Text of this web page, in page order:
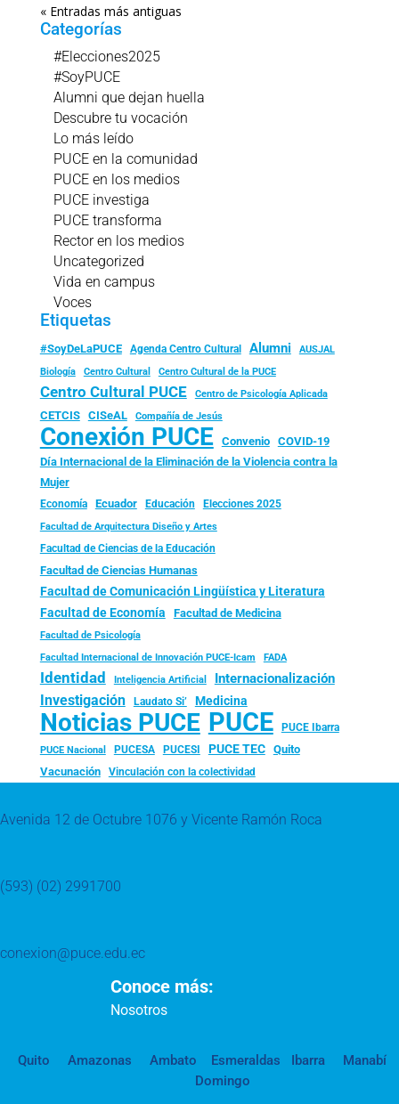
« Entradas más antiguas
Categorías
#Elecciones2025
#SoyPUCE
Alumni que dejan huella
Descubre tu vocación
Lo más leído
PUCE en la comunidad
PUCE en los medios
PUCE investiga
PUCE transforma
Rector en los medios
Uncategorized
Vida en campus
Voces
Etiquetas
#SoyDeLaPUCE Agenda Centro Cultural Alumni
AUSJAL
Biología
Centro Cultural Centro Cultural de la PUCE
Centro Cultural PUCE Centro de Psicología Aplicada
CETCIS CISeAL Compañía de Jesús
Conexión PUCE Convenio
COVID-19
Día Internacional de la Eliminación de la Violencia contra la
Mujer
Economía Ecuador Educación Elecciones 2025
Facultad de Arquitectura Diseño y Artes
Facultad de Ciencias de la Educación
Facultad de Ciencias Humanas
Facultad de Comunicación Lingüística y Literatura
Facultad de Economía Facultad de Medicina
Facultad de Psicología
Facultad Internacional de Innovación PUCE-Icam FADA
Identidad Inteligencia Artificial Internacionalización
Investigación Laudato Si’ Medicina
Noticias PUCE PUCE PUCE Ibarra
PUCE Nacional PUCESA PUCESI PUCE TEC
Quito
Vacunación
Vinculación con la colectividad
Avenida 12 de Octubre 1076 y Vicente Ramón Roca
(593) (02) 2991700
conexion@puce.edu.ec
Conoce más:
Nosotros
Quito Amazonas Ambato Esmeraldas Ibarra
Manabí
Domingo